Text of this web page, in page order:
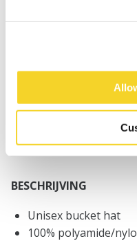
worden geplaatst,
Gratis verzending
NL
Binnen 30 dagen
BESCHRIJVING
Unisex bucket hat
100% polyamide/